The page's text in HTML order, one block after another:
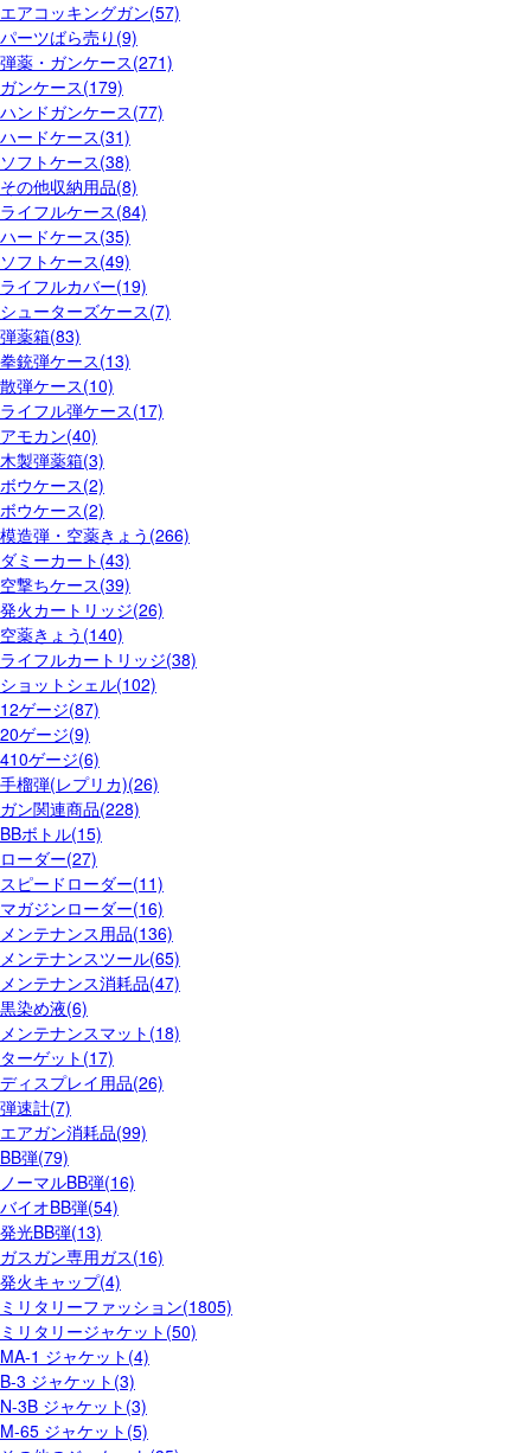
エアコッキングガン(57)
パーツばら売り(9)
弾薬・ガンケース(271)
ガンケース(179)
ハンドガンケース(77)
ハードケース(31)
ソフトケース(38)
その他収納用品(8)
ライフルケース(84)
ハードケース(35)
ソフトケース(49)
ライフルカバー(19)
シューターズケース(7)
弾薬箱(83)
拳銃弾ケース(13)
散弾ケース(10)
ライフル弾ケース(17)
アモカン(40)
木製弾薬箱(3)
ボウケース(2)
ボウケース(2)
模造弾・空薬きょう(266)
ダミーカート(43)
空撃ちケース(39)
発火カートリッジ(26)
空薬きょう(140)
ライフルカートリッジ(38)
ショットシェル(102)
12ゲージ(87)
20ゲージ(9)
410ゲージ(6)
手榴弾(レプリカ)(26)
ガン関連商品(228)
BBボトル(15)
ローダー(27)
スピードローダー(11)
マガジンローダー(16)
メンテナンス用品(136)
メンテナンスツール(65)
メンテナンス消耗品(47)
黒染め液(6)
メンテナンスマット(18)
ターゲット(17)
ディスプレイ用品(26)
弾速計(7)
エアガン消耗品(99)
BB弾(79)
ノーマルBB弾(16)
バイオBB弾(54)
発光BB弾(13)
ガスガン専用ガス(16)
発火キャップ(4)
ミリタリーファッション(1805)
ミリタリージャケット(50)
MA-1 ジャケット(4)
B-3 ジャケット(3)
N-3B ジャケット(3)
M-65 ジャケット(5)